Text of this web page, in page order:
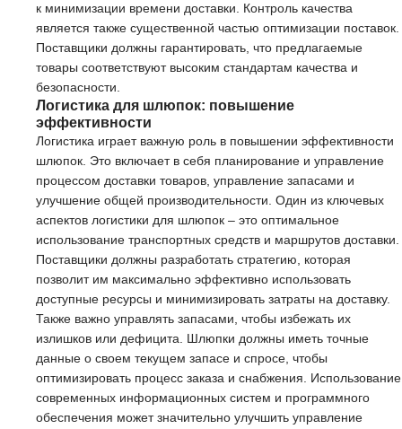
к минимизации времени доставки. Контроль качества
является также существенной частью оптимизации поставок.
Поставщики должны гарантировать, что предлагаемые
товары соответствуют высоким стандартам качества и
безопасности.
Логистика для шлюпок: повышение
эффективности
Логистика играет важную роль в повышении эффективности
шлюпок. Это включает в себя планирование и управление
процессом доставки товаров, управление запасами и
улучшение общей производительности. Один из ключевых
аспектов логистики для шлюпок – это оптимальное
использование транспортных средств и маршрутов доставки.
Поставщики должны разработать стратегию, которая
позволит им максимально эффективно использовать
доступные ресурсы и минимизировать затраты на доставку.
Также важно управлять запасами, чтобы избежать их
излишков или дефицита. Шлюпки должны иметь точные
данные о своем текущем запасе и спросе, чтобы
оптимизировать процесс заказа и снабжения. Использование
современных информационных систем и программного
обеспечения может значительно улучшить управление